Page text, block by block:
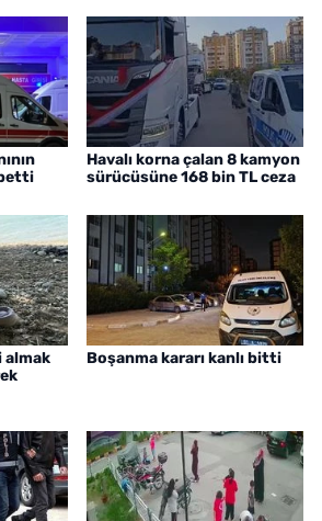
Havalı korna çalan 8 kamyon
sürücüsüne 168 bin TL ceza
almak
Boşanma kararı kanlı bitti